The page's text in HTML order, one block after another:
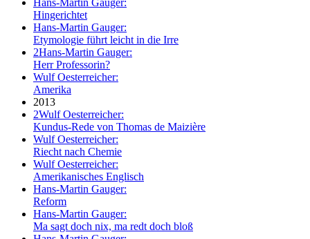
Hingerichtet
Hans-Martin Gauger:
Etymologie führt leicht in die Irre
2Hans-Martin Gauger:
Herr Professorin?
Wulf Oesterreicher:
Amerika
2013
2Wulf Oesterreicher:
Kundus-Rede von Thomas de Maizière
Wulf Oesterreicher:
Riecht nach Chemie
Wulf Oesterreicher:
Amerikanisches Englisch
Hans-Martin Gauger:
Reform
Hans-Martin Gauger:
Ma sagt doch nix, ma redt doch bloß